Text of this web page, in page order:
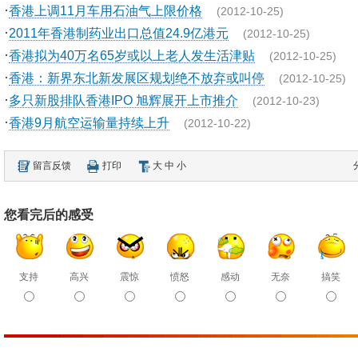
·香港上调11月车用石油气上限价格 (2012-10-25)
·2011年香港制药业出口总值24.9亿港元 (2012-10-25)
·香港拟为40万名65岁或以上老人发生活津贴 (2012-10-25)
·香港：新界东北新发展区规划绝不放弃或叫停 (2012-10-25)
·多只新股排队香港IPO 旭辉展开上市推介 (2012-10-23)
·香港9月航空运输量持续上升 (2012-10-22)
留言反馈 打印 大 中 小
您看完后的感受
支持 高兴 震惊 愤怒 感动 无奈 搞笑